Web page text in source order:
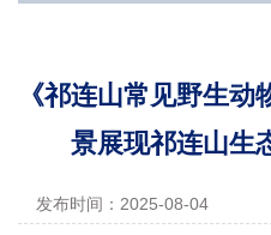
《祁连山常见野生
景展现祁连山生
发布时间：2025-08-04